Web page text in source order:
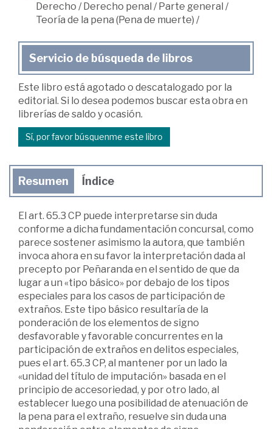
Derecho / Derecho penal / Parte general /
Teoría de la pena (Pena de muerte) /
Servicio de búsqueda de libros
Este libro está agotado o descatalogado por la
editorial. Si lo desea podemos buscar esta obra en
librerías de saldo y ocasión.
Sí, por favor búsquenme este libro
Resumen Índice
El art. 65.3 CP puede interpretarse sin duda
conforme a dicha fundamentación concursal, como
parece sostener asimismo la autora, que también
invoca ahora en su favor la interpretación dada al
precepto por Peñaranda en el sentido de que da
lugar a un «tipo básico» por debajo de los tipos
especiales para los casos de participación de
extraños. Este tipo básico resultaría de la
ponderación de los elementos de signo
desfavorable y favorable concurrentes en la
participación de extraños en delitos especiales,
pues el art. 65.3 CP, al mantener por un lado la
«unidad del título de imputación» basada en el
principio de accesoriedad, y por otro lado, al
establecer luego una posibilidad de atenuación de
la pena para el extraño, resuelve sin duda una